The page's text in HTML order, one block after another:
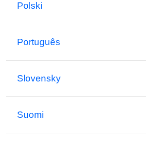
Polski
Português
Slovensky
Suomi